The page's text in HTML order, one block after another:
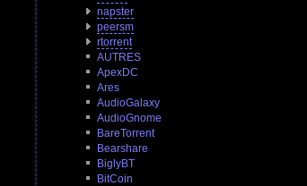
napster
peersm
rtorrent
AUTRES
ApexDC
Ares
AudioGalaxy
AudioGnome
BareTorrent
Bearshare
BiglyBT
BitCoin